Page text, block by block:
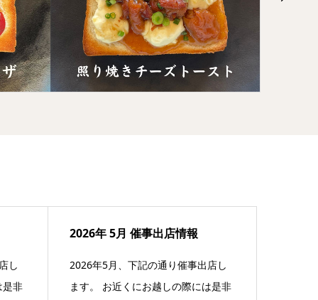
し
是非
2026年 5月 催事出店情報
2026年5月、下記の通り催事出店し
ます。 お近くにお越しの際には是非